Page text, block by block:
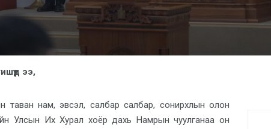
ээ,
таван нам, эвсэл, салбар салбар, сонирхлын олон
Улсын Их Хурал хоёр дахь Намрын чуулганаа он